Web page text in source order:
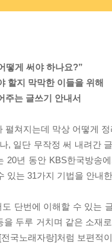
떻게 써야 하나요?”
할지 막막한 이들을 위해
주는 글쓰기 안내서
펼쳐지는데 막상 어떻게
, 일단 무작정 써 내려간
20년 동안 KBS한국방송
있는 31가지 기법을 안내
단번에 이해할 수 있는
을 두루 거치며 같은 소재
국노래자랑]처럼 보편적